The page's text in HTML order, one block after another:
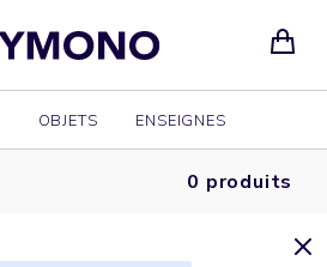
OBJETS ENSEIGNES
0 produits